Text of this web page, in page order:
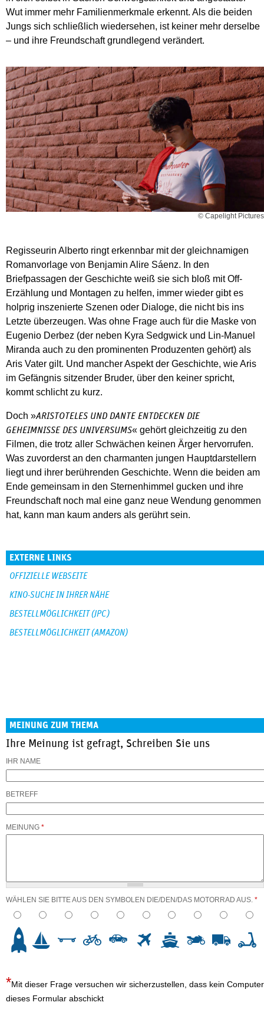
Wut immer mehr Familienmerkmale erkennt. Als die beiden
Jungs sich schließlich wiedersehen, ist keiner mehr derselbe
– und ihre Freundschaft grundlegend verändert.
© Capelight Pictures
Regisseurin Alberto ringt erkennbar mit der gleichnamigen
Romanvorlage von Benjamin Alire Sáenz. In den
Briefpassagen der Geschichte weiß sie sich bloß mit Off-
Erzählung und Montagen zu helfen, immer wieder gibt es
holprig inszenierte Szenen oder Dialoge, die nicht bis ins
Letzte überzeugen. Was ohne Frage auch für die Maske von
Eugenio Derbez (der neben Kyra Sedgwick und Lin-Manuel
Miranda auch zu den prominenten Produzenten gehört) als
Aris Vater gilt. Und mancher Aspekt der Geschichte, wie Aris
im Gefängnis sitzender Bruder, über den keiner spricht,
kommt schlicht zu kurz.
Doch »ARISTOTELES UND DANTE ENTDECKEN DIE
GEHEIMNISSE DES UNIVERSUMS« gehört gleichzeitig zu den
Filmen, die trotz aller Schwächen keinen Ärger hervorrufen.
Was zuvorderst an den charmanten jungen Hauptdarstellern
liegt und ihrer berührenden Geschichte. Wenn die beiden am
Ende gemeinsam in den Sternenhimmel gucken und ihre
Freundschaft noch mal eine ganz neue Wendung genommen
hat, kann man kaum anders als gerührt sein.
EXTERNE LINKS
OFFIZIELLE WEBSEITE
KINO-SUCHE IN IHRER NÄHE
BESTELLMÖGLICHKEIT (JPC)
BESTELLMÖGLICHKEIT (AMAZON)
MEINUNG ZUM THEMA
Ihre Meinung ist gefragt, Schreiben Sie uns
IHR NAME
BETREFF
MEINUNG *
WÄHLEN SIE BITTE AUS DEN SYMBOLEN DIE/DEN/DAS MOTORRAD AUS. *
Mit dieser Frage versuchen wir sicherzustellen, dass kein Computer
dieses Formular abschickt